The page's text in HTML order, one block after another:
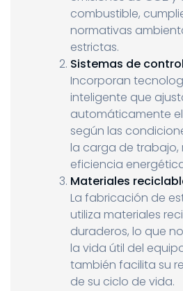
combustible,
normativas
estrictas.
Sistemas de
Incorporan
inteligente que
automáticamente
según las
la carga de trabajo,
eficiencia
Materiales
La fabricación de
utiliza materiales
duraderos, lo que
la vida útil del
también facilita su
de su ciclo de vida.